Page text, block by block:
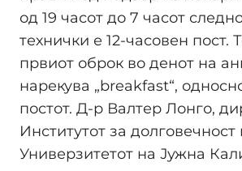
од 19 часот до 7 часот
технички е 12-часовен пост.
првиот оброк во денот на
нарекува „breakfast“,
постот. Д-р Валтер Лонго,
Институтот за долговечност
Универзитетот на Јужна